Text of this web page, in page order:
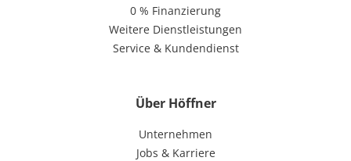
0 % Finanzierung
Weitere Dienstleistungen
Service & Kundendienst
Über Höffner
Unternehmen
Jobs & Karriere